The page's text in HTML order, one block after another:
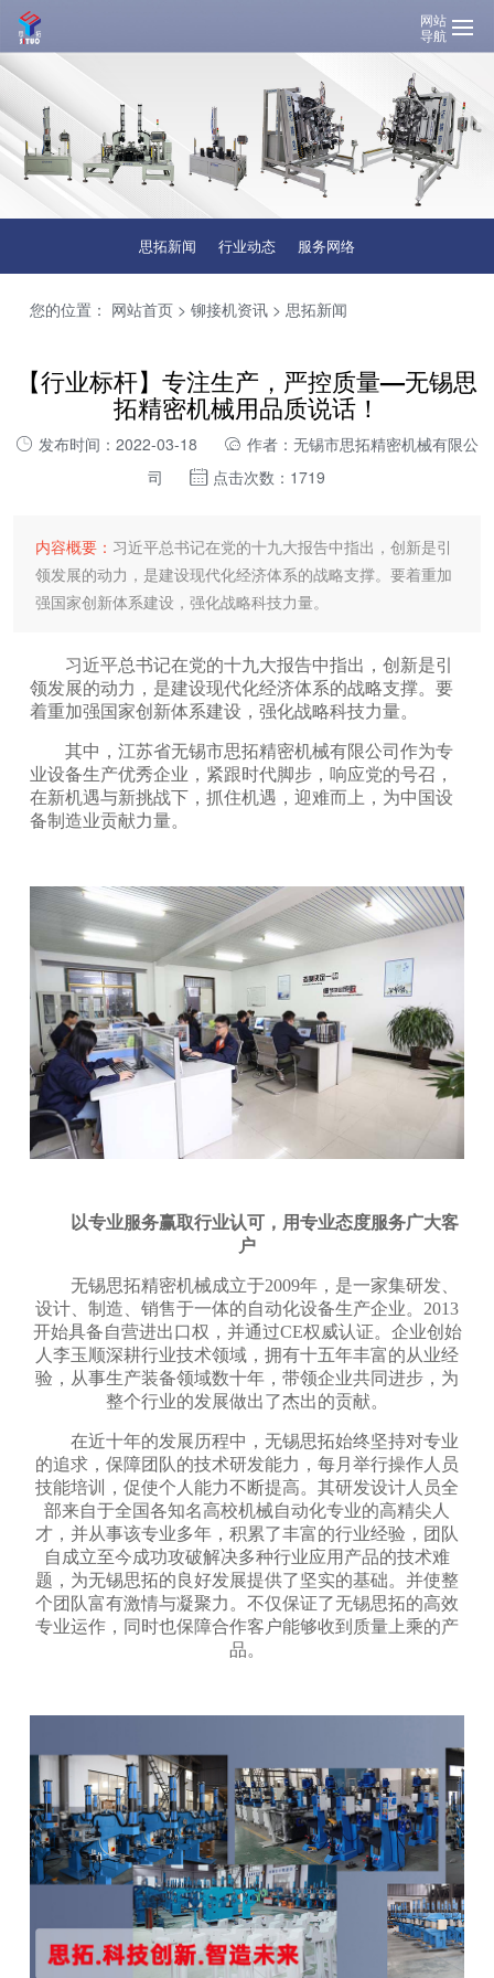
网站
导航
思拓新闻 行业动态 服务网络
您的位置： 网站首页 > 铆接机资讯 > 思拓新闻
【行业标杆】专注生产，严控质量—无锡思
拓精密机械用品质说话！
发布时间：2022-03-18
作者：无锡市思拓精密机械有限公
司
点击次数：1719
内容概要： 习近平总书记在党的十九大报告中指出，创新是引
领发展的动力，是建设现代化经济体系的战略支撑。要着重加
强国家创新体系建设，强化战略科技力量。
习近平总书记在党的十九大报告中指出，创新是引
领发展的动力，是建设现代化经济体系的战略支撑。要
着重加强国家创新体系建设，强化战略科技力量。
其中，江苏省无锡市思拓精密机械有限公司作为专
业设备生产优秀企业，紧跟时代脚步，响应党的号召，
在新机遇与新挑战下，抓住机遇，迎难而上，为中国设
备制造业贡献力量。
以专业服务赢取行业认可，用专业态度服务广大客
户
无锡思拓精密机械成立于2009年，是一家集研发、
设计、制造、销售于一体的自动化设备生产企业。2013
开始具备自营进出口权，并通过CE权威认证。企业创始
人李玉顺深耕行业技术领域，拥有十五年丰富的从业经
验，从事生产装备领域数十年，带领企业共同进步，为
整个行业的发展做出了杰出的贡献。
在近十年的发展历程中，无锡思拓始终坚持对专业
的追求，保障团队的技术研发能力，每月举行操作人员
技能培训，促使个人能力不断提高。其研发设计人员全
部来自于全国各知名高校机械自动化专业的高精尖人
才，并从事该专业多年，积累了丰富的行业经验，团队
自成立至今成功攻破解决多种行业应用产品的技术难
题，为无锡思拓的良好发展提供了坚实的基础。并使整
个团队富有激情与凝聚力。不仅保证了无锡思拓的高效
专业运作，同时也保障合作客户能够收到质量上乘的产
品。